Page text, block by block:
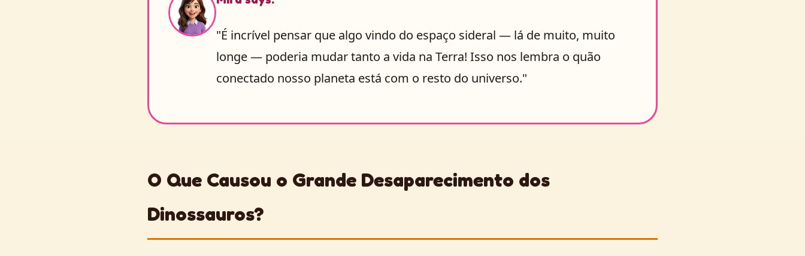
"É incrível pensar que algo vindo do espaço sideral — lá de muito, muito
longe — poderia mudar tanto a vida na Terra! Isso nos lembra o quão
conectado nosso planeta está com o resto do universo."
O Que Causou o Grande Desaparecimento dos
Dinossauros?